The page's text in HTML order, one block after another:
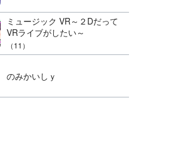
ミュージック VR～２Dだって
VRライブがしたい～
（11）
のみかいしｙ